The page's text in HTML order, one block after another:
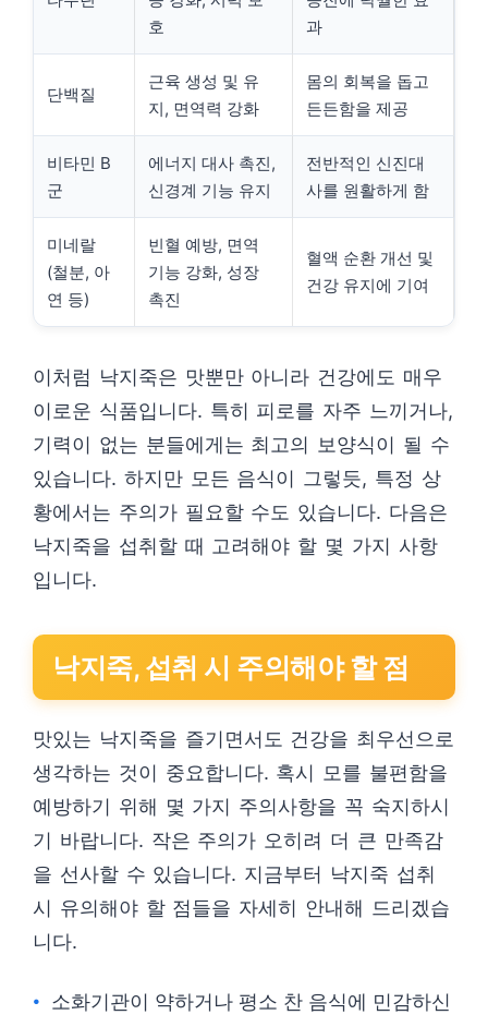
호
과
단백질
근육 생성 및 유
지, 면역력 강화
몸의 회복을 돕고
든든함을 제공
비타민 B
군
에너지 대사 촉진,
신경계 기능 유지
전반적인 신진대
사를 원활하게 함
미네랄
(철분, 아
연 등)
빈혈 예방, 면역
기능 강화, 성장
촉진
혈액 순환 개선 및
건강 유지에 기여
이처럼 낙지죽은 맛뿐만 아니라 건강에도 매우
이로운 식품입니다. 특히 피로를 자주 느끼거나,
기력이 없는 분들에게는 최고의 보양식이 될 수
있습니다. 하지만 모든 음식이 그렇듯, 특정 상
황에서는 주의가 필요할 수도 있습니다. 다음은
낙지죽을 섭취할 때 고려해야 할 몇 가지 사항
입니다.
낙지죽, 섭취 시 주의해야 할 점
맛있는 낙지죽을 즐기면서도 건강을 최우선으로
생각하는 것이 중요합니다. 혹시 모를 불편함을
예방하기 위해 몇 가지 주의사항을 꼭 숙지하시
기 바랍니다. 작은 주의가 오히려 더 큰 만족감
을 선사할 수 있습니다. 지금부터 낙지죽 섭취
시 유의해야 할 점들을 자세히 안내해 드리겠습
니다.
소화기관이 약하거나 평소 찬 음식에 민감하신